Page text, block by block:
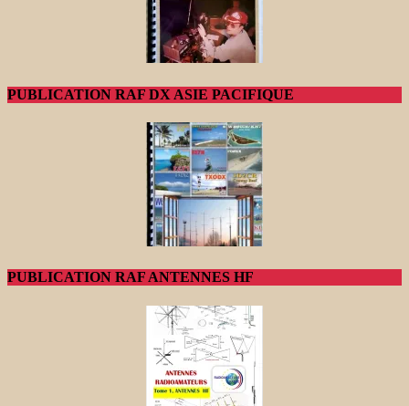
PUBLICATION RAF DX ASIE PACIFIQUE
PUBLICATION RAF ANTENNES HF